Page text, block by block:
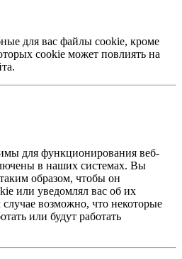
для вас файлы cookie, кроме
cookie может повлиять на
для функционирования веб-
в наших системах. Вы
образом, чтобы он
или уведомлял вас об их
возможно, что некоторые
или будут работать